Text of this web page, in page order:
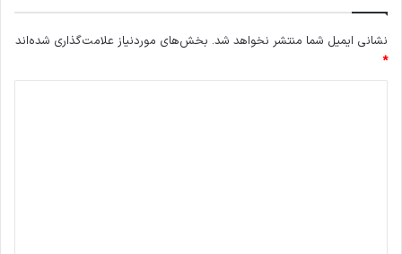
نشانی ایمیل شما منتشر نخواهد شد. بخش‌های موردنیاز علامت‌گذاری شده‌اند
*